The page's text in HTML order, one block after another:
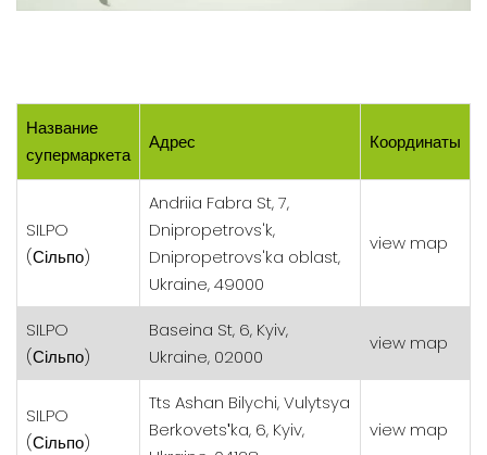
Название
супермаркета
Адрес Координаты
SILPO
(Сільпо)
Andriia Fabra St, 7,
Dnipropetrovs'k,
Dnipropetrovs'ka oblast,
Ukraine, 49000
view map
SILPO
(Сільпо)
Baseina St, 6, Kyiv,
Ukraine, 02000
view map
SILPO
(Сільпо)
Tts Ashan Bilychi, Vulytsya
Berkovetsʹka, 6, Kyiv,
view map